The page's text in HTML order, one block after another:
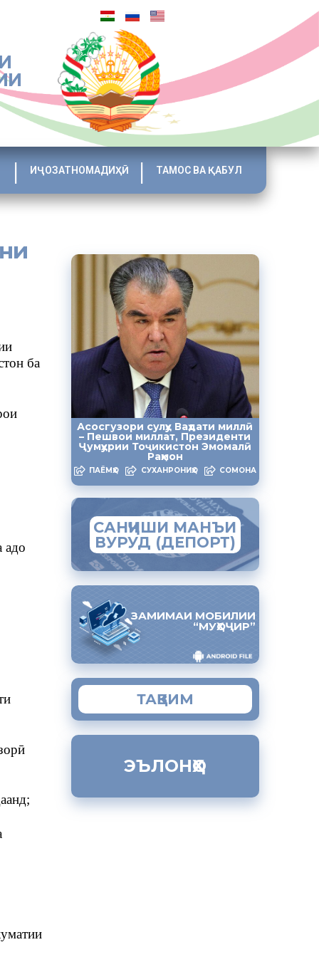
ИҶОЗАТНОМАДИҲӢ ТАМОС ВА ҚАБУЛ
ба
адо
Асосгузори сулҳу Ваҳдати миллӣ
– Пешвои миллат, Президенти
Ҷумҳурии Тоҷикистон Эмомалӣ
Раҳмон
ПАЁМҲО СУХАНРОНИҲО СОМОНА
САНҶИШИ МАНЪИ
ВУРУД (ДЕПОРТ)
ЗАМИМАИ МОБИЛИИ
“МУҲОҶИР”
ТАҚВИМ
ЭЪЛОНҲО